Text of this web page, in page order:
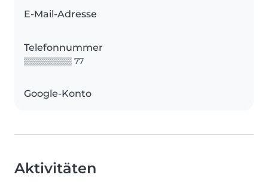
E-Mail-Adresse
Telefonnummer
▒▒▒▒▒▒▒▒ 77
Google-Konto
Aktivitäten